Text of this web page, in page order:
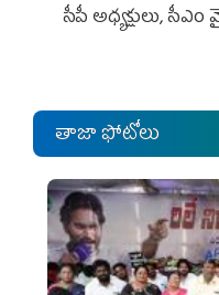
సీపీ అధ్య‌క్షులు,
తాజా ఫోటోలు